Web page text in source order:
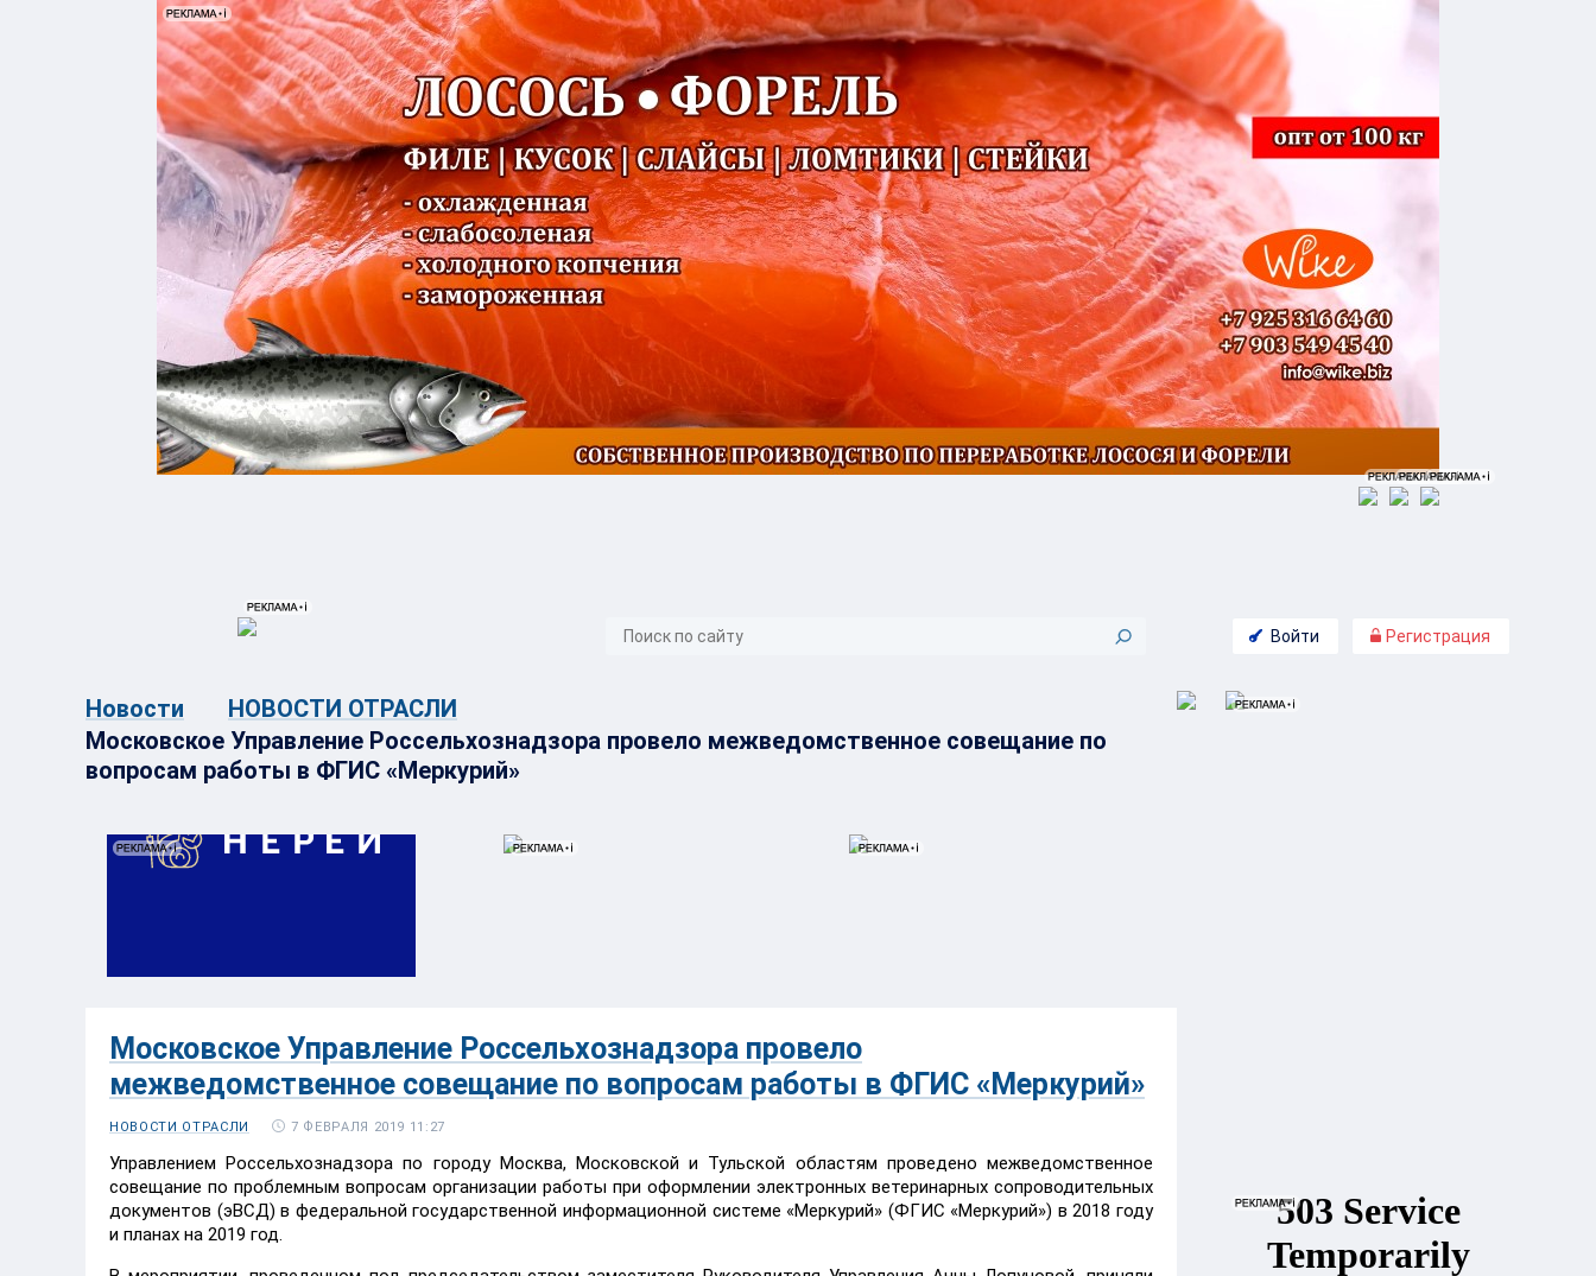
Войти Регистрация
Новости
НОВОСТИ ОТРАСЛИ
Московское Управление Россельхознадзора провело межведомственное совещание по
вопросам работы в ФГИС «Меркурий»
Московское Управление Россельхознадзора провело
межведомственное совещание по вопросам работы в ФГИС «Меркурий»
НОВОСТИ ОТРАСЛИ 7 ФЕВРАЛЯ 2019 11:27
Управлением Россельхознадзора по городу Москва, Московской и Тульской областям проведено межведомственное
совещание по проблемным вопросам организации работы при оформлении электронных ветеринарных сопроводительных
документов (эВСД) в федеральной государственной информационной системе «Меркурий» (ФГИС «Меркурий») в 2018 году
и планах на 2019 год.